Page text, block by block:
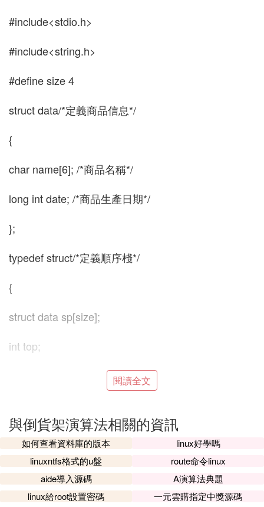
#include<stdio.h>
#include<string.h>
#define size 4
struct data/*定義商品信息*/
{
char name[6]; /*商品名稱*/
long int date; /*商品生產日期*/
};
typedef struct/*定義順序棧*/
{
struct data sp[size];
int top;
{
int i=0;
for(s1->top=0;s1->top<size-1;s1->top++)
閱讀全文
與倒貨架演算法相關的資訊
如何查看資料庫的版本
linux好學嗎
linuxntfs格式的u盤
route命令linux
aide導入源碼
A演算法典題
linux給root設置密碼
一元雲購指定中獎源碼